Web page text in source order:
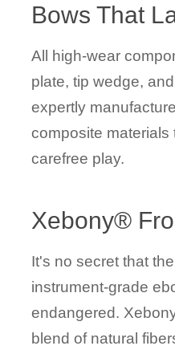
Bows That
All high-wear
plate, tip wedge,
expertly
composite materials
carefree play.
Xebony®
It's no secret that
instrument-grade
endangered.
blend of natural